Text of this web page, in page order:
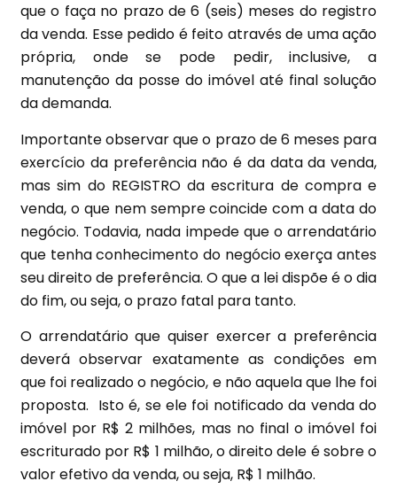
que o faça no prazo de 6 (seis) meses do registro
da venda. Esse pedido é feito através de uma ação
própria, onde se pode pedir, inclusive, a
manutenção da posse do imóvel até final solução
da demanda.
Importante observar que o prazo de 6 meses para
exercício da preferência não é da data da venda,
mas sim do REGISTRO da escritura de compra e
venda, o que nem sempre coincide com a data do
negócio. Todavia, nada impede que o arrendatário
que tenha conhecimento do negócio exerça antes
seu direito de preferência. O que a lei dispõe é o dia
do fim, ou seja, o prazo fatal para tanto.
O arrendatário que quiser exercer a preferência
deverá observar exatamente as condições em
que foi realizado o negócio, e não aquela que lhe foi
proposta. Isto é, se ele foi notificado da venda do
imóvel por R$ 2 milhões, mas no final o imóvel foi
escriturado por R$ 1 milhão, o direito dele é sobre o
valor efetivo da venda, ou seja, R$ 1 milhão.